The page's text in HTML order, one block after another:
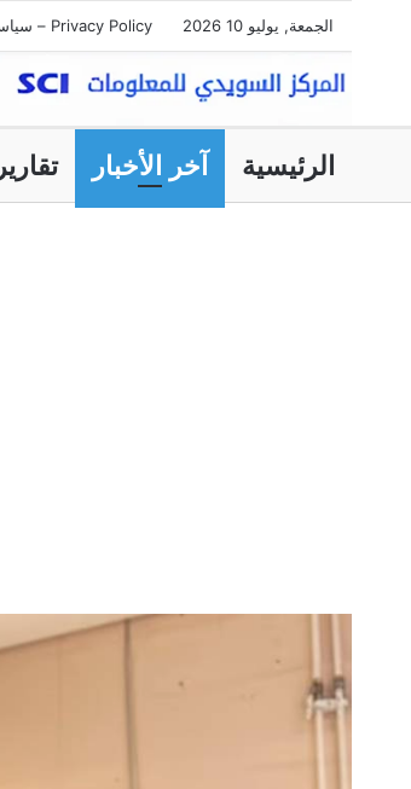
الجمعة, يوليو 10 2026 Privacy Policy – سياسة الخصوصية
الرئيسية آخر الأخبار تقارير